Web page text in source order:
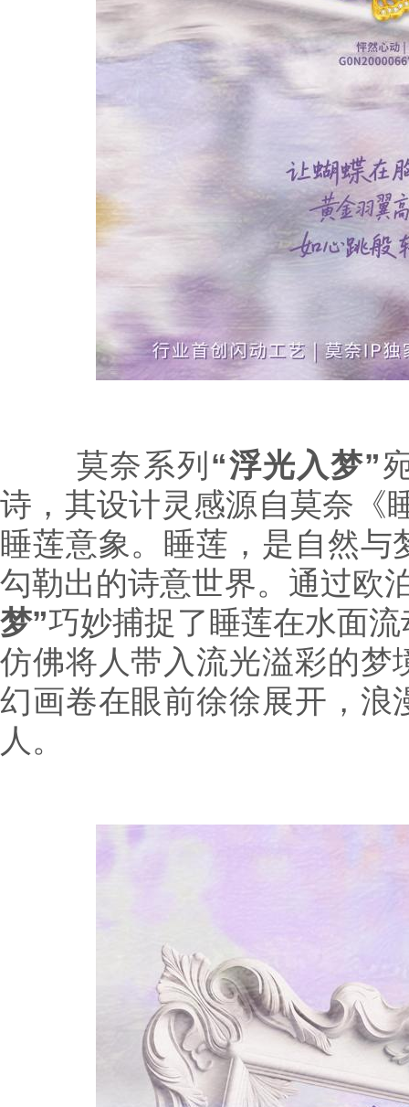
莫奈系列 “浮光入梦”
诗，其设计灵感源自莫奈《
睡莲意象。睡莲，是自然
勾勒出的诗意世界。通过欧
梦”巧妙捕捉了睡莲在水面
仿佛将人带入流光溢彩的梦
幻画卷在眼前徐徐展开，浪
人。